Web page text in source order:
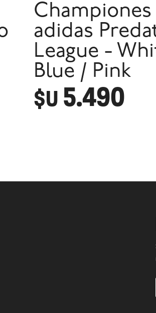
Championes
adidas
League -
Blue / Pink
$U 5.490